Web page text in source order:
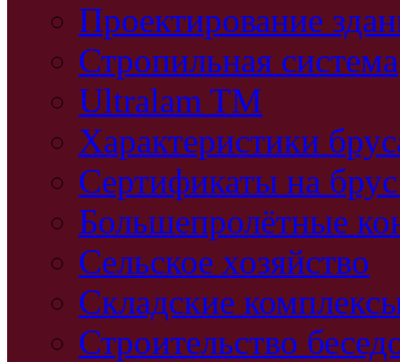
Проектирование
Стропильная система
Ultralam TM
Характеристики
Сертификаты на
Большепролётные
Сельское хозяйство
Складские
Строительство